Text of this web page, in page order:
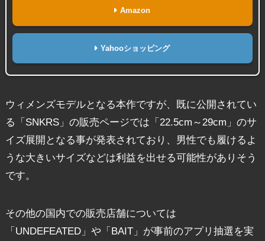
Amazon
Yahooショッピング
ウィメンズモデルとなる本作ですが、既に公開されてい
る「SNKRS」の販売ページでは「22.5cm～29cm」のサ
イズ展開となる事が発表されており、男性でも履けるよ
うな大きいサイズなどは利益を出せる可能性がありそう
です。
その他の国内での販売店舗については
「UNDEFEATED」や「BAIT」が事前のアプリ抽選を実